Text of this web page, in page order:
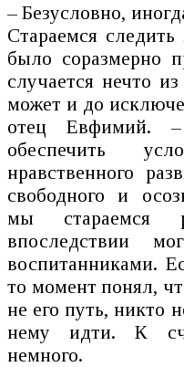
– Безусловно,
Стараемся
было соразмерно
случается нечто
может и до
отец Евфимий.
обеспечить
нравственного
свободного и
мы стараемся
впоследствии
воспитанниками.
то момент понял,
не его путь, никто
нему идти. К
немного.